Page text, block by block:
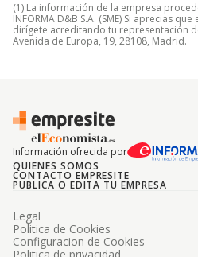
(1) La información de la empresa
INFORMA D&B S.A. (SME) Si aprecias
dirígete acreditando tu representación
Avenida de Europa, 19, 28108, Madrid.
Información ofrecida por
QUIENES SOMOS
CONTACTO EMPRESITE
PUBLICA O EDITA TU EMPRESA
Legal
Politica de Cookies
Configuracion de Cookies